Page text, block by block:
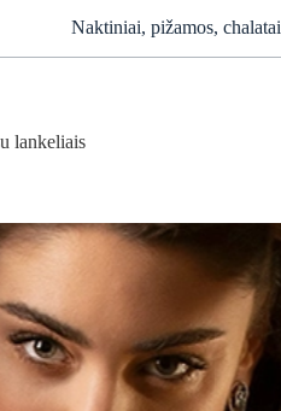
Naktiniai, pižamos, chalatai
lankeliais